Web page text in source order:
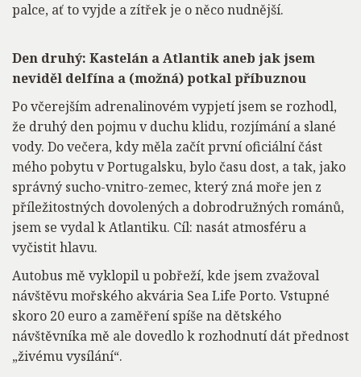
palce, ať to vyjde a zítřek je o něco nudnější.
Den druhý: Kastelán a Atlantik aneb jak jsem
neviděl delfína a (možná) potkal příbuznou
Po včerejším adrenalinovém vypjetí jsem se rozhodl,
že druhý den pojmu v duchu klidu, rozjímání a slané
vody. Do večera, kdy měla začít první oficiální část
mého pobytu v Portugalsku, bylo času dost, a tak, jako
správný sucho-vnitro-zemec, který zná moře jen z
příležitostných dovolených a dobrodružných románů,
jsem se vydal k Atlantiku. Cíl: nasát atmosféru a
vyčistit hlavu.
Autobus mě vyklopil u pobřeží, kde jsem zvažoval
návštěvu mořského akvária Sea Life Porto. Vstupné
skoro 20 euro a zaměření spíše na dětského
návštěvníka mě ale dovedlo k rozhodnutí dát přednost
„živému vysílání“.